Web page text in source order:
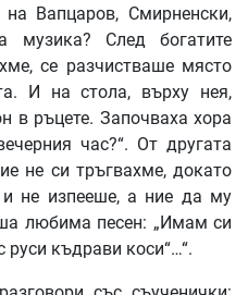
на Вапцаров, Смирненски,
музика? След богатите
се разчистваше място
И на стола, върху нея,
в ръцете. Започваха хора
час?“. От другата
не си тръгвахме, докато
и не изпееше, а ние да му
любима песен: „Имам си
къдрави коси“…“.